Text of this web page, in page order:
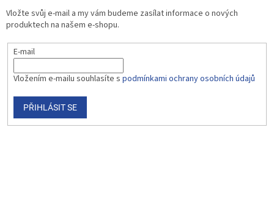
Vložte svůj e-mail a my vám budeme zasílat informace o nových
produktech na našem e-shopu.
E-mail
Vložením e-mailu souhlasíte s podmínkami ochrany osobních údajů
PŘIHLÁSIT SE